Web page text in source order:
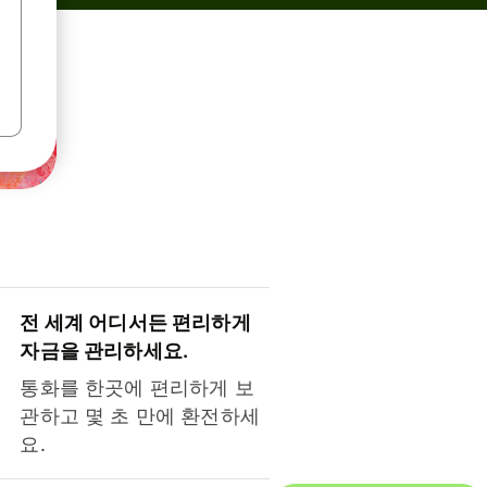
전 세계 어디서든 편리하게
자금을 관리하세요.
통화를 한곳에 편리하게 보
관하고 몇 초 만에 환전하세
요.